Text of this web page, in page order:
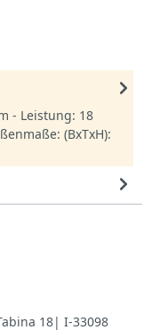
- Leistung: 18
(BxTxH):
18| I-33098